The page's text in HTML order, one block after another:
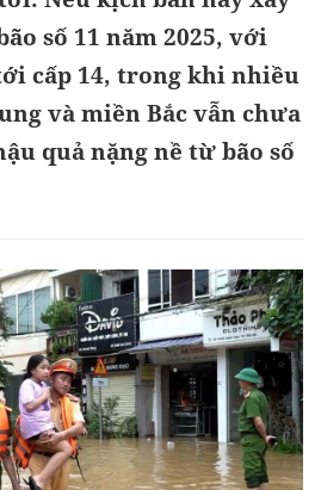
số 11 năm 2025, với
cấp 14, trong khi nhiều
và miền Bắc vẫn chưa
quả nặng nề từ bão số